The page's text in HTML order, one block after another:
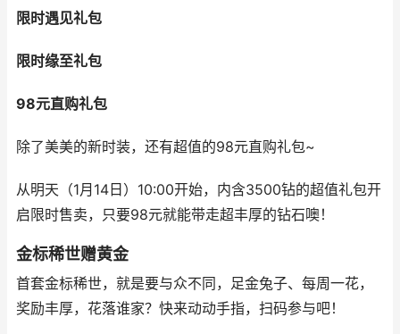
限时遇见礼包
限时缘至礼包
98元直购礼包
除了美美的新时装，还有超值的98元直购礼包~
从明天（1月14日）10:00开始，内含3500钻的超值礼包开
启限时售卖，只要98元就能带走超丰厚的钻石噢！
金标稀世赠黄金
首套金标稀世，就是要与众不同，足金兔子、每周一花，
奖励丰厚，花落谁家？快来动动手指，扫码参与吧！